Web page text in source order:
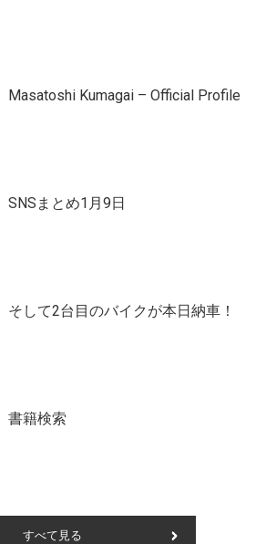
Masatoshi Kumagai – Official Profile
SNSまとめ1月9日
そして2台目のバイクが本日納車！
書籍検索
すべて見る